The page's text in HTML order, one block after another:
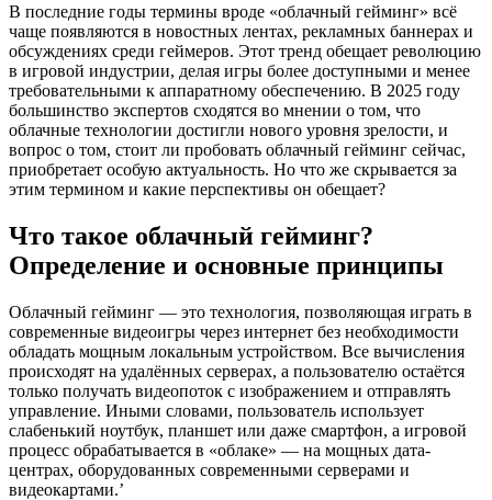
В последние годы термины вроде «облачный гейминг» всё
чаще появляются в новостных лентах, рекламных баннерах и
обсуждениях среди геймеров. Этот тренд обещает революцию
в игровой индустрии, делая игры более доступными и менее
требовательными к аппаратному обеспечению. В 2025 году
большинство экспертов сходятся во мнении о том, что
облачные технологии достигли нового уровня зрелости, и
вопрос о том, стоит ли пробовать облачный гейминг сейчас,
приобретает особую актуальность. Но что же скрывается за
этим термином и какие перспективы он обещает?
Что такое облачный гейминг?
Определение и основные принципы
Облачный гейминг — это технология, позволяющая играть в
современные видеоигры через интернет без необходимости
обладать мощным локальным устройством. Все вычисления
происходят на удалённых серверах, а пользователю остаётся
только получать видеопоток с изображением и отправлять
управление. Иными словами, пользователь использует
слабенький ноутбук, планшет или даже смартфон, а игровой
процесс обрабатывается в «облаке» — на мощных дата-
центрах, оборудованных современными серверами и
видеокартами.’